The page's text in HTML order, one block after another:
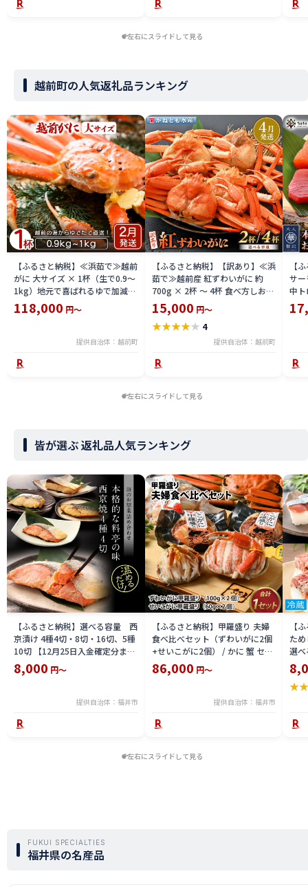
x004_02]
左右にスライドして見る
越前町の人気返礼品ランキング
【ふるさと納税】≪浜茹で≫越前
がに 大サイズ × 1杯（生で0.9〜
1kg）地元で喜ばれるゆで加減・
塩加減で越前の港から直送！【雄
ズワイガニ ずわいがに 越前ガニ
送分】希望日指定可 備考欄に希
x004_02]
118,000 円～
提供自治体：越前町
【ふるさと納税】【訳あり】≪浜
茹で≫越前産 紅ずわいがに 約
700g × 2杯 〜 4杯 食べ方しおり
付【紅ズワイガニ カニ かに 蟹 姿
ボイル 冷蔵 福井県】【4月発送
分】希望日指定不可
15,000 円～
★★★★★ 4
提供自治体：越前町
【
サ
中
小
鮪 】
左右にスライドして見る
皆が選ぶ 返礼品人気ランキング
【ふるさと納税】選べる容量 西
京漬け 4種4切・8切・16切、5種
10切 【12月25日入金確定分まで
「年内発送」「年内配送」「年内
お届け」】/ レンジで温めるだけ
8,000 円～
提供自治体：福井市
【ふるさと納税】甲羅盛り 夫婦
食べ比べセット（ずわいがに2個
+せいこがに2個） / かに 蟹 セイ
コ ずわい ズワイ 内子 外子 国産
冷凍 冬 冬の味覚 珍味 グルメ 国
86,000 円～
提供自治体：福井市
【
た
選
鯖
用
テラ
★
左右にスライドして見る
FUKUI SPECIALTIES
福井県の名産品